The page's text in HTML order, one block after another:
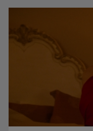
"Robin Hood"-ul